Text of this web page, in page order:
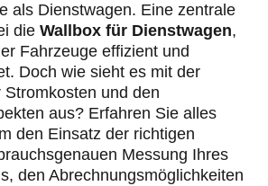
als Dienstwagen. Eine zentrale
die Wallbox für Dienstwagen,
Fahrzeuge effizient und
Doch wie sieht es mit der
und den
aus? Erfahren Sie alles
den Einsatz der richtigen
Messung Ihres
den Abrechnungsmöglichkeiten